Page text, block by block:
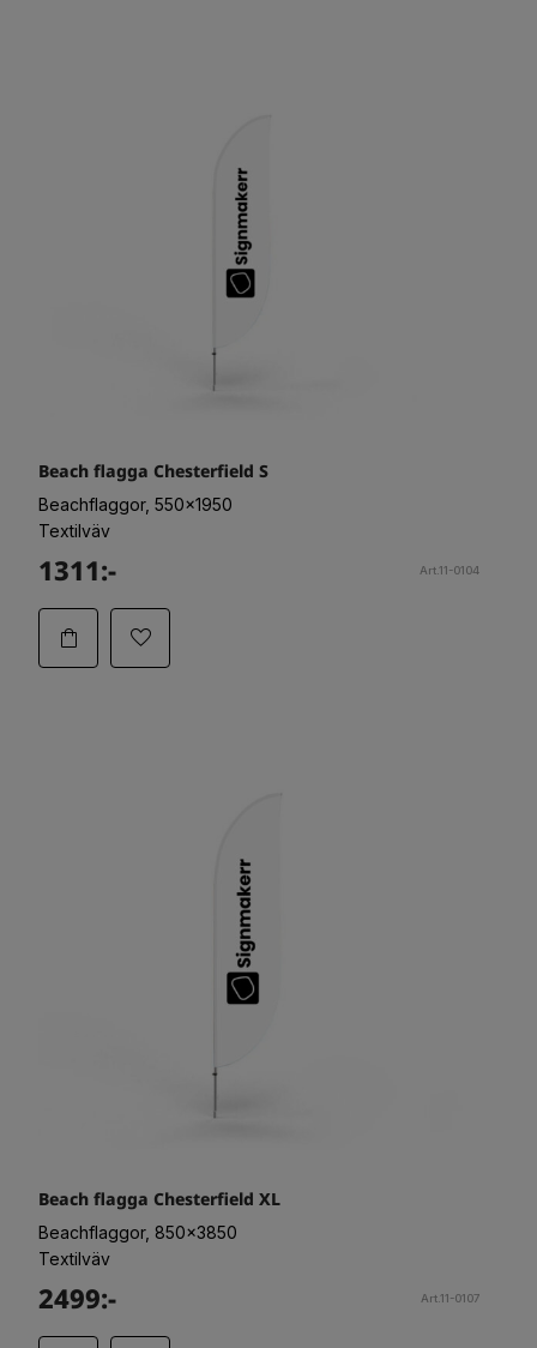
Beach flagga Chesterfield S
Beachflaggor, 550x1950
Textilväv
1311:- Art.11-0104
Beach flagga Chesterfield XL
Beachflaggor, 850x3850
Textilväv
2499:- Art.11-0107